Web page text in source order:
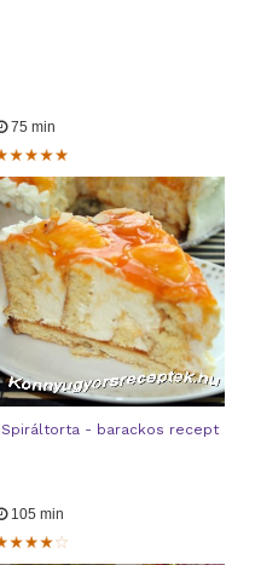
75 min
Spiráltorta - barackos recept
105 min